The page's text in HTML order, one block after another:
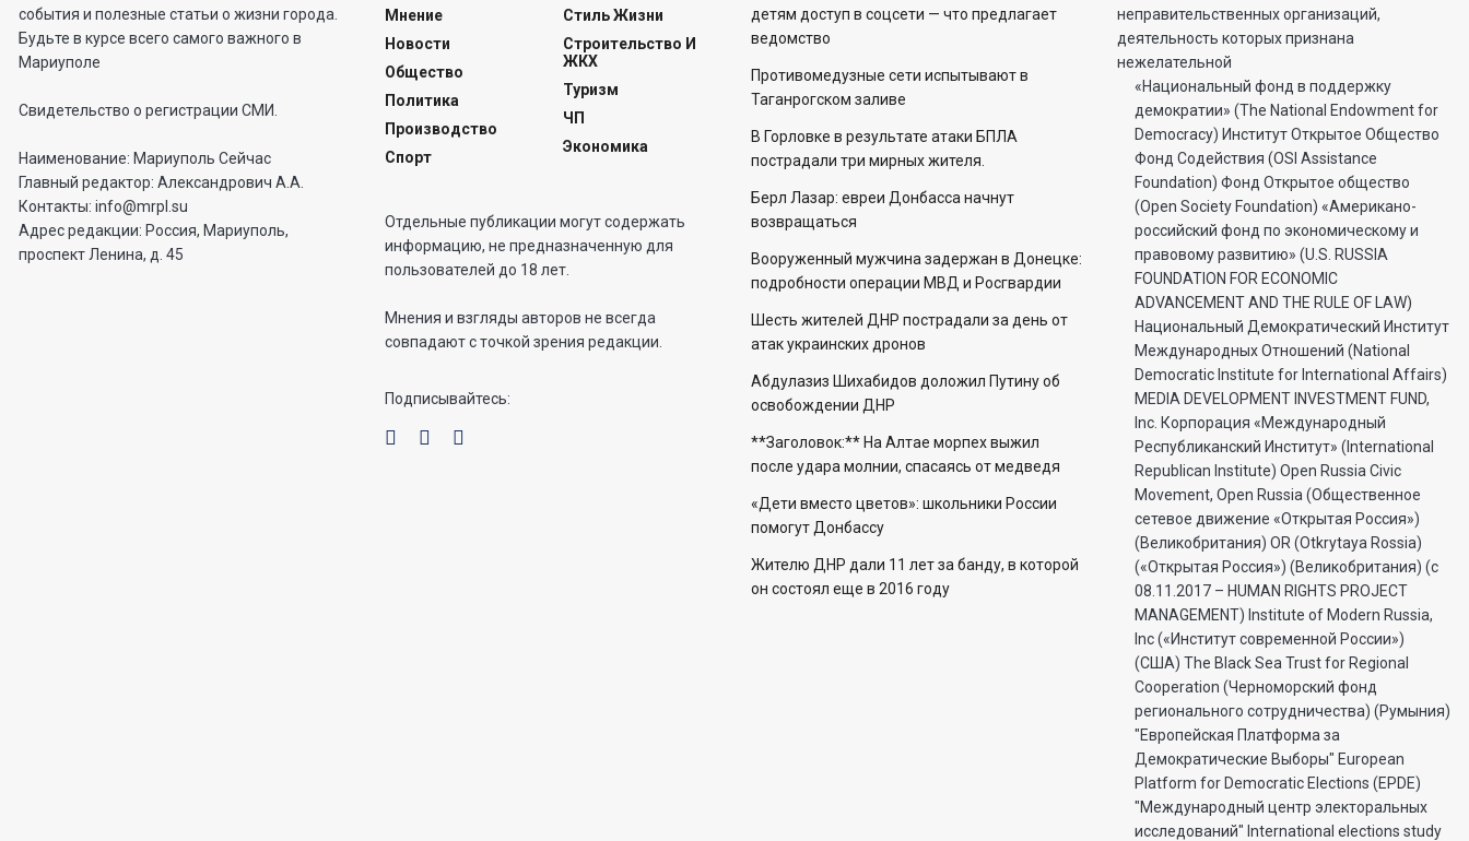
события и полезные статьи о жизни города.
Будьте в курсе всего самого важного в
Мариуполе
Свидетельство о регистрации СМИ.
Наименование: Мариуполь Сейчас
Главный редактор: Александрович А.А.
Контакты: info@mrpl.su
Адрес редакции: Россия, Мариуполь,
проспект Ленина, д. 45
Мнение
Новости
Общество
Политика
Производство
Спорт
Стиль Жизни
Строительство И
ЖКХ
Туризм
ЧП
Экономика
Отдельные публикации могут содержать
информацию, не предназначенную для
пользователей до 18 лет.
Мнения и взгляды авторов не всегда
совпадают с точкой зрения редакции.
Подписывайтесь:
детям доступ в соцсети — что предлагает
ведомство
Противомедузные сети испытывают в
Таганрогском заливе
В Горловке в результате атаки БПЛА
пострадали три мирных жителя.
Берл Лазар: евреи Донбасса начнут
возвращаться
Вооруженный мужчина задержан в Донецке:
подробности операции МВД и Росгвардии
Шесть жителей ДНР пострадали за день от
атак украинских дронов
Абдулазиз Шихабидов доложил Путину об
освобождении ДНР
**Заголовок:** На Алтае морпех выжил
после удара молнии, спасаясь от медведя
«Дети вместо цветов»: школьники России
помогут Донбассу
Жителю ДНР дали 11 лет за банду, в которой
он состоял еще в 2016 году
неправительственных организаций,
деятельность которых признана
нежелательной
«Национальный фонд в поддержку
демократии» (The National Endowment for
Democracy) Институт Открытое Общество
Фонд Содействия (OSI Assistance
Foundation) Фонд Открытое общество
(Open Society Foundation) «Американо-
российский фонд по экономическому и
правовому развитию» (U.S. RUSSIA
FOUNDATION FOR ECONOMIC
ADVANCEMENT AND THE RULE OF LAW)
Национальный Демократический Институт
Международных Отношений (National
Democratic Institute for International Affairs)
MEDIA DEVELOPMENT INVESTMENT FUND,
Inc. Корпорация «Международный
Республиканский Институт» (International
Republican Institute) Open Russia Civic
Movement, Open Russia (Общественное
сетевое движение «Открытая Россия»)
(Великобритания) OR (Otkrytaya Rossia)
(«Открытая Россия») (Великобритания) (с
08.11.2017 – HUMAN RIGHTS PROJECT
MANAGEMENT) Institute of Modern Russia,
Inc («Институт современной России»)
(США) The Black Sea Trust for Regional
Cooperation (Черноморский фонд
регионального сотрудничества) (Румыния)
"Европейская Платформа за
Демократические Выборы" European
Platform for Democratic Elections (EPDE)
"Международный центр электоральных
исследований" International elections study